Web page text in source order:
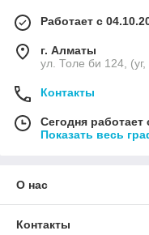
Работает с
г. Алматы
ул. Толе би 124,
Контакты
Сегодня работает
Показать весь
О нас
Контакты